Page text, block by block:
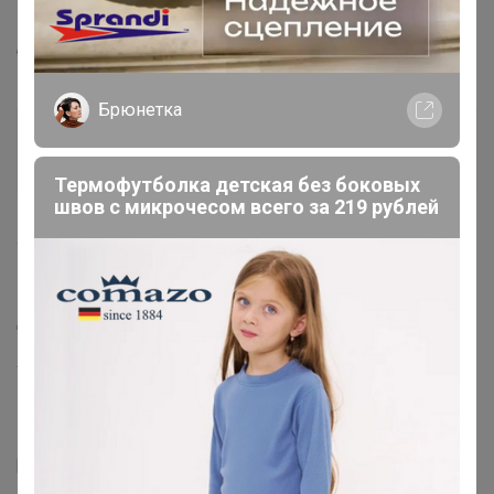
Брюнетка, здравствуйте, где можно из пристроя
ботинки померить?
4 декабря, 2023 20:04
Meseda,
Другие условия- Примерить можно в будни : ПН 11:00
Ул. Баумана 20В , помещение 12
[https://24-ok.ru/purchase/777758/catalog] [/url]
Брюнетка
Термофутболка детская без боковых
швов с микрочесом всего за 219 рублей